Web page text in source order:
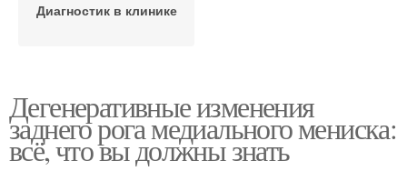
Диагностик в клинике
Дегенеративные изменения
заднего рога медиального мениска:
всё, что вы должны знать